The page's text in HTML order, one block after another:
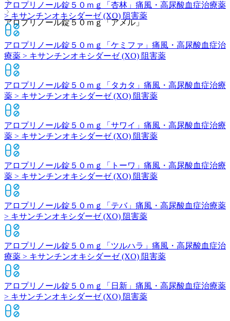
アロプリノール錠５０ｍｇ「アメル」
アロプリノール錠５０ｍｇ「杏林」 痛風・高尿酸血症治療薬
> キサンチンオキシダーゼ (XO) 阻害薬
アロプリノール錠５０ｍｇ「ケミファ」 痛風・高尿酸血症治
療薬 > キサンチンオキシダーゼ (XO) 阻害薬
アロプリノール錠５０ｍｇ「タカタ」 痛風・高尿酸血症治療
薬 > キサンチンオキシダーゼ (XO) 阻害薬
アロプリノール錠５０ｍｇ「サワイ」 痛風・高尿酸血症治療
薬 > キサンチンオキシダーゼ (XO) 阻害薬
アロプリノール錠５０ｍｇ「トーワ」 痛風・高尿酸血症治療
薬 > キサンチンオキシダーゼ (XO) 阻害薬
アロプリノール錠５０ｍｇ「テバ」 痛風・高尿酸血症治療薬
> キサンチンオキシダーゼ (XO) 阻害薬
アロプリノール錠５０ｍｇ「ツルハラ」 痛風・高尿酸血症治
療薬 > キサンチンオキシダーゼ (XO) 阻害薬
アロプリノール錠５０ｍｇ「日新」 痛風・高尿酸血症治療薬
> キサンチンオキシダーゼ (XO) 阻害薬